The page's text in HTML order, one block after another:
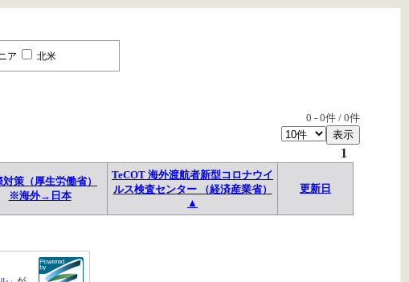
ア 北米
0 - 0件 / 0件
1
対策（厚生労働省）
※海外→日本
TeCOT 海外渡航者新型コロナウイ
ルス検査センター （経済産業省）
▲
更新日